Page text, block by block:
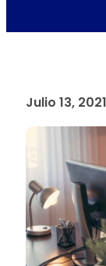
Julio 13, 2021